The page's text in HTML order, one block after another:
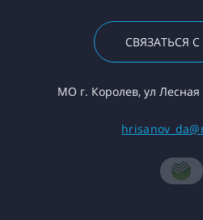
СВЯЗАТЬСЯ
МО г. Королев, ул